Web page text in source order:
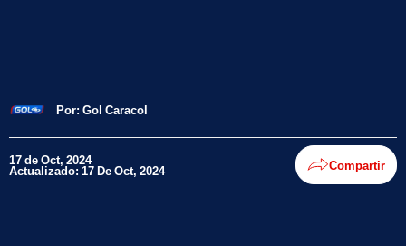
Por: Gol Caracol
17 de Oct, 2024
Actualizado: 17 De Oct, 2024 Compartir